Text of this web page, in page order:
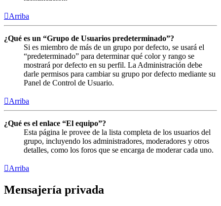
Arriba
¿Qué es un “Grupo de Usuarios predeterminado”?
Si es miembro de más de un grupo por defecto, se usará el
“predeterminado” para determinar qué color y rango se
mostrará por defecto en su perfil. La Administración debe
darle permisos para cambiar su grupo por defecto mediante su
Panel de Control de Usuario.
Arriba
¿Qué es el enlace “El equipo”?
Esta página le provee de la lista completa de los usuarios del
grupo, incluyendo los administradores, moderadores y otros
detalles, como los foros que se encarga de moderar cada uno.
Arriba
Mensajería privada